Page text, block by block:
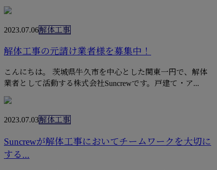
2023.07.06解体工事
解体工事の元請け業者様を募集中！
こんにちは。 茨城県牛久市を中心とした関東一円で、解体
業者として活動する株式会社Suncrewです。戸建て・ア...
2023.07.03解体工事
Suncrewが解体工事においてチームワークを大切に
する...